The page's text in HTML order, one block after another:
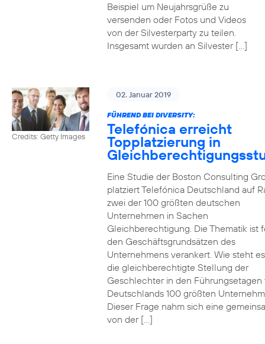
Beispiel um Neujahrsgrüße zu
versenden oder Fotos und Videos
von der Silvesterparty zu teilen.
Insgesamt wurden an Silvester […]
Credits: Getty Images
02. Januar 2019
FÜHREND BEI DIVERSITY:
Telefónica erreicht
Topplatzierung in
Eine Studie der Boston Consulting
platziert Telefónica Deutschland auf
zwei der 100 größten deutschen
Unternehmen in Sachen
Gleichberechtigung. Die Thematik ist
den Geschäftsgrundsätzen des
Unternehmens verankert. Wie steht
die gleichberechtigte Stellung der
Geschlechter in den Führungsetagen
Deutschlands 100 größten
Dieser Frage nahm sich eine
von der […]